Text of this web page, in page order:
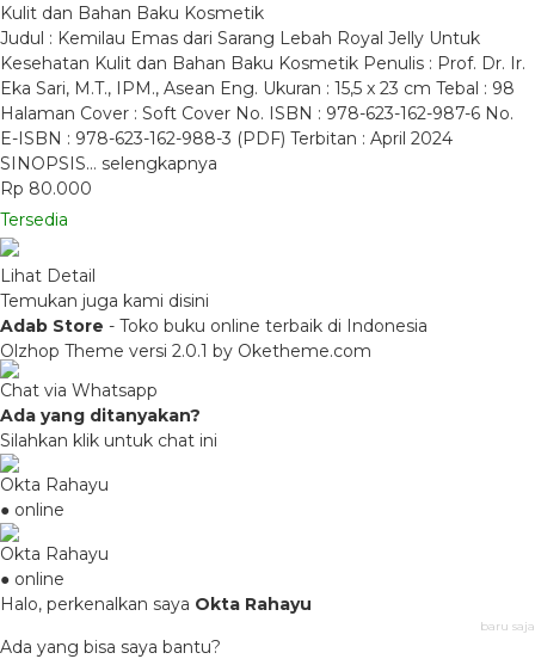
Kulit dan Bahan Baku Kosmetik
Judul : Kemilau Emas dari Sarang Lebah Royal Jelly Untuk
Kesehatan Kulit dan Bahan Baku Kosmetik Penulis : Prof. Dr. Ir.
Eka Sari, M.T., IPM., Asean Eng. Ukuran : 15,5 x 23 cm Tebal : 98
Halaman Cover : Soft Cover No. ISBN : 978-623-162-987-6 No.
E-ISBN : 978-623-162-988-3 (PDF) Terbitan : April 2024
SINOPSIS… selengkapnya
Rp 80.000
Tersedia
Lihat Detail
Temukan juga kami disini
Adab Store - Toko buku online terbaik di Indonesia
Olzhop Theme versi 2.0.1 by Oketheme.com
Chat via Whatsapp
Ada yang ditanyakan?
Silahkan klik untuk chat ini
Okta Rahayu
● online
Okta Rahayu
● online
Halo, perkenalkan saya Okta Rahayu
baru saja
Ada yang bisa saya bantu?